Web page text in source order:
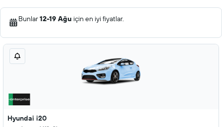
Bunlar12-19 Ağu için en iyi fiyatlar.
Hyundai i20